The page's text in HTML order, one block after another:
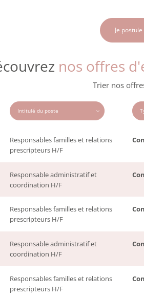
Je postule
nos offres
Trier nos
Responsables familles et relations
prescripteurs H/F
Responsable administratif et
coordination H/F
Responsables familles et relations
prescripteurs H/F
Responsable administratif et
coordination H/F
Responsables familles et relations
prescripteurs H/F